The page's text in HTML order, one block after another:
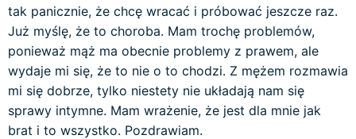
tak panicznie, że chcę wracać i próbować jeszcze raz.
Już myślę, że to choroba. Mam trochę problemów,
ponieważ mąż ma obecnie problemy z prawem, ale
wydaje mi się, że to nie o to chodzi. Z mężem rozmawia
mi się dobrze, tylko niestety nie układają nam się
sprawy intymne. Mam wrażenie, że jest dla mnie jak
brat i to wszystko. Pozdrawiam.